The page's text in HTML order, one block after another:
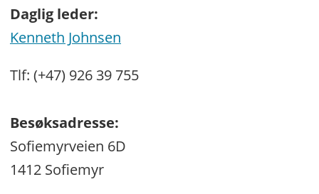
Daglig leder:
Kenneth Johnsen
Tlf: (+47) 926 39 755
Besøksadresse:
Sofiemyrveien 6D
1412 Sofiemyr